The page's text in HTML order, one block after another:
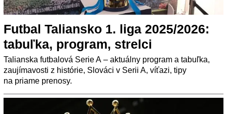
Futbal Taliansko 1. liga 2025/2026:
tabuľka, program, strelci
Talianska futbalová Serie A – aktuálny program a tabuľka,
zaujímavosti z histórie, Slováci v Serii A, víťazi, tipy
na priame prenosy.